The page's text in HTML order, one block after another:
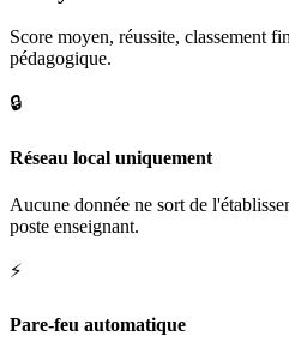
Score moyen, réussite, classement
pédagogique.
🔒
Réseau local uniquement
Aucune donnée ne sort de
poste enseignant.
⚡
Pare-feu automatique